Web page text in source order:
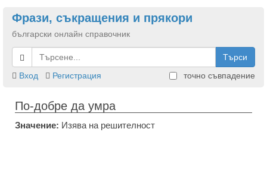
Фрази, съкращения и прякори
български онлайн справочник
Търси
Вход
Регистрация точно съвпадение
По-добре да умра
Значение: Изява на решителност